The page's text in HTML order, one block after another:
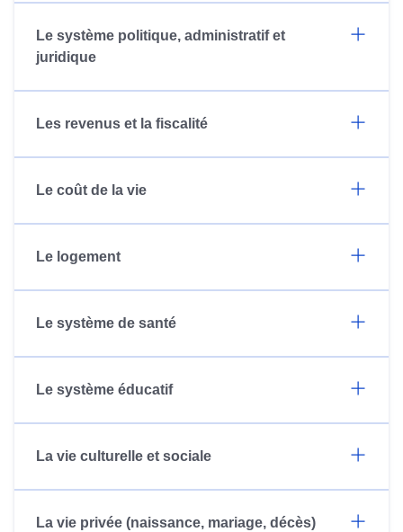
Le système politique, administratif et
juridique
Les revenus et la fiscalité
Le coût de la vie
Le logement
Le système de santé
Le système éducatif
La vie culturelle et sociale
La vie privée (naissance, mariage, décès)